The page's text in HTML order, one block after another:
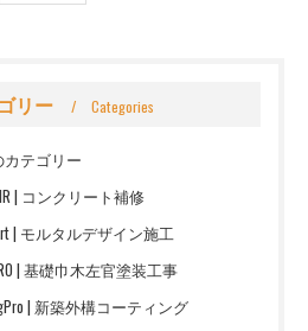
リー Categories
テゴリー
| コンクリート補修
| モルタルデザイン施工
| 基礎巾木左官塗装工事
| 新築外構コーティング